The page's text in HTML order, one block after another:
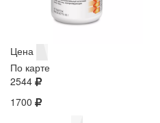
Цена
По карте
2544
1700